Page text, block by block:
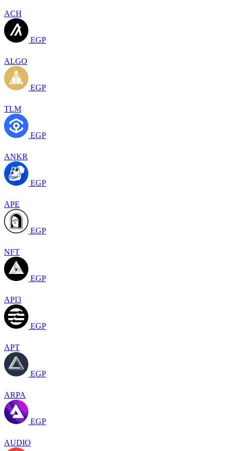
ACH
EGP
ALGO
EGP
TLM
EGP
ANKR
EGP
APE
EGP
NFT
EGP
API3
EGP
APT
EGP
ARPA
EGP
AUDIO